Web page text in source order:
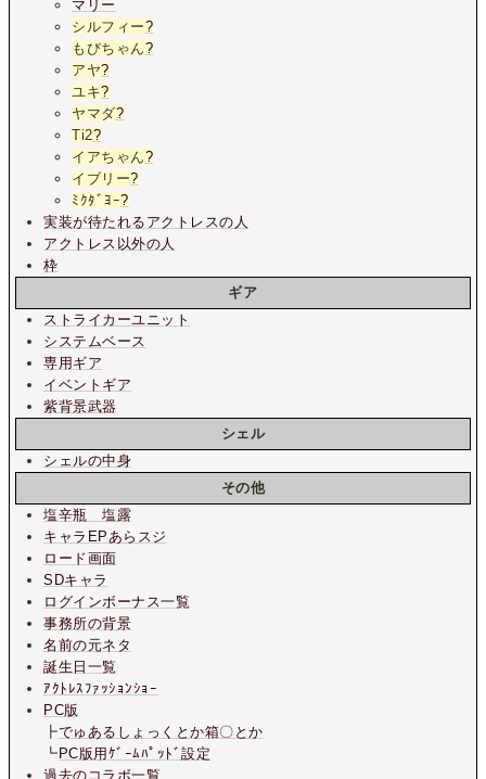
マリー
シルフィー?
もびちゃん?
アヤ?
ユキ?
ヤマダ?
Ti2?
イアちゃん?
イブリー?
ﾐｸﾀﾞﾖｰ?
実装が待たれるアクトレスの人
アクトレス以外の人
枠
ギア
ストライカーユニット
システムベース
専用ギア
イベントギア
紫背景武器
シェル
シェルの中身
その他
塩辛瓶 塩露
キャラEPあらスジ
ロード画面
SDキャラ
ログインボーナス一覧
事務所の背景
名前の元ネタ
誕生日一覧
ｱｸﾄﾚｽﾌｧｯｼｮﾝｼｮｰ
PC版
┣でゅあるしょっくとか箱〇とか
┗PC版用ｹﾞｰﾑﾊﾟｯﾄﾞ設定
過去のコラボ一覧